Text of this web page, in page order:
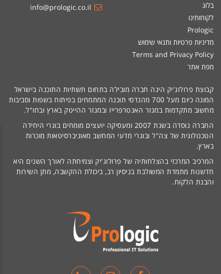
בלוג
לקוחותינו
Prologic
מדיניות פרטיות ותנאי שימוש
Terms and Privacy Policy
מפת אתר
info@prologic.co.il
קבוצת פרולוג'יק הינה חברה מובילה בתחום תשתיות התוכנה בישראל
המונה כיום מעל 700 מהנדסי תוכנה המתמחים בפיתוח בשפות וסביבות
מחשוב מתקדמות במגזר האנטרפרייז ובמגזר ההייטק בארץ ובחו"ל.
החברה נוסדה בשנת 2007 ומעסיקה יועצים מומחים בוגרי היחידה
הטכנולוגית של צה"ל ובוגרי מדעי המחשב מאוניברסיטאות מוכרות
בארץ.
המרכיב המרכזי בהצלחותיה של פרולוג'יק וצמיחתה לאורך השנים היא
חדשנות מתמדת המשולבת בניסיון רב, ביכולת ההקשבה, מתן השירות
והבנת הלקוח.